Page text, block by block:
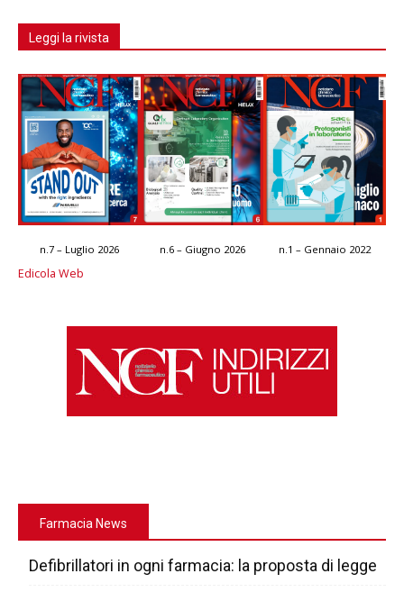
Leggi la rivista
n.7 – Luglio 2026 n.6 – Giugno 2026 n.1 – Gennaio 2022
Edicola Web
Farmacia News
Defibrillatori in ogni farmacia: la proposta di legge